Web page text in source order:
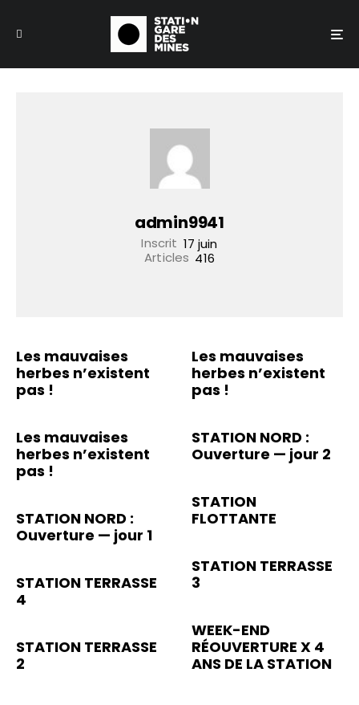
admin9941
Inscrit 17 juin
Articles 416
Les mauvaises
herbes n’existent
pas !
Les mauvaises
herbes n’existent
pas !
STATION NORD :
Ouverture — jour 1
STATION TERRASSE
4
STATION TERRASSE
2
Les mauvaises
herbes n’existent
pas !
STATION NORD :
Ouverture — jour 2
STATION
FLOTTANTE
STATION TERRASSE
3
WEEK-END
RÉOUVERTURE X 4
ANS DE LA STATION